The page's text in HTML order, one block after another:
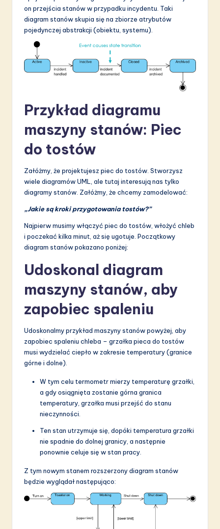
on przejścia stanów w przypadku incydentu. Taki
diagram stanów skupia się na zbiorze atrybutów
pojedynczej abstrakcji (obiektu, systemu).
Przykład diagramu
maszyny stanów: Piec
do tostów
Załóżmy, że projektujesz piec do tostów. Stworzysz
wiele diagramów UML, ale tutaj interesują nas tylko
diagramy stanów. Załóżmy, że chcemy zamodelować:
„Jakie są kroki przygotowania tostów?”
Najpierw musimy włączyć piec do tostów, włożyć chleb
i poczekać kilka minut, aż się ugotuje. Początkowy
diagram stanów pokazano poniżej:
Udoskonal diagram
maszyny stanów, aby
zapobiec spaleniu
Udoskonalmy przykład maszyny stanów powyżej, aby
zapobiec spaleniu chleba – grzałka pieca do tostów
musi wydzielać ciepło w zakresie temperatury (granice
górne i dolne).
W tym celu termometr mierzy temperaturę grzałki,
a gdy osiągnięta zostanie górna granica
temperatury, grzałka musi przejść do stanu
nieczynności.
Ten stan utrzymuje się, dopóki temperatura grzałki
nie spadnie do dolnej granicy, a następnie
ponownie celuje się w stan pracy.
Z tym nowym stanem rozszerzony diagram stanów
będzie wyglądał następująco: